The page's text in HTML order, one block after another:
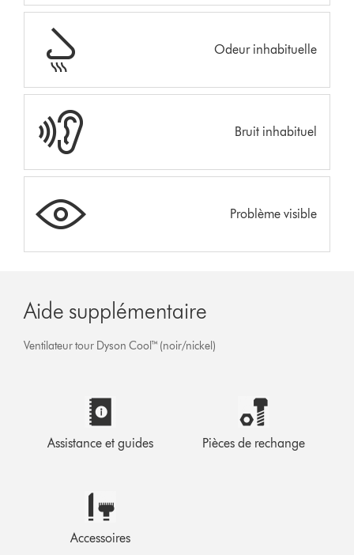
Odeur inhabituelle
Bruit inhabituel
Problème visible
Aide supplémentaire
Ventilateur tour Dyson Cool™ (noir/nickel)
Assistance et guides Pièces de rechange
Accessoires